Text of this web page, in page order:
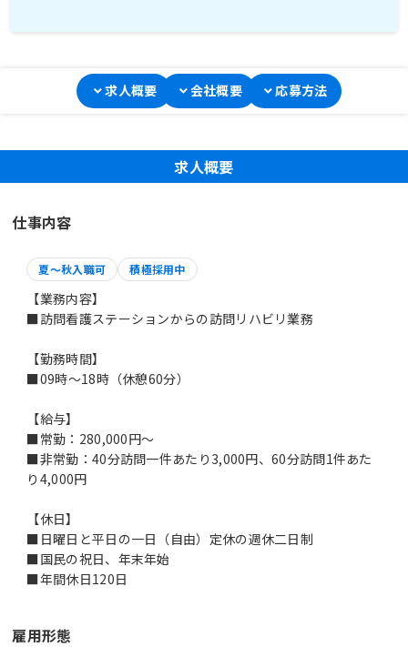
求人概要 会社概要 応募方法
求人概要
仕事内容
夏～秋入職可 積極採用中
【業務内容】
■訪問看護ステーションからの訪問リハビリ業務
【勤務時間】
■09時～18時（休憩60分）
【給与】
■常勤：280,000円～
■非常勤：40分訪問一件あたり3,000円、60分訪問1件あた
り4,000円
【休日】
■日曜日と平日の一日（自由）定休の週休二日制
■国民の祝日、年末年始
■年間休日120日
雇用形態